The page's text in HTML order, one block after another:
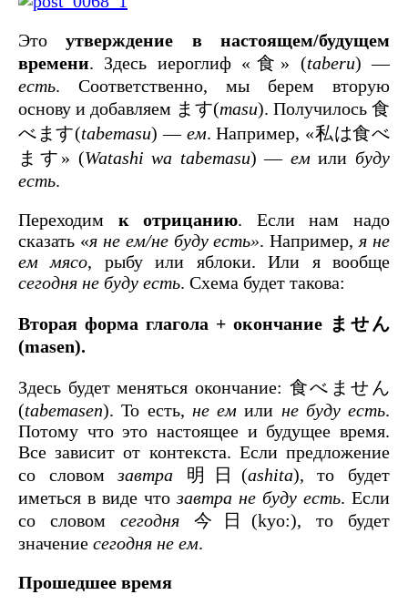
Этоутверждение в настоящем/будущем
времени. Здесь иероглиф «食» (taberu) —
есть. Соответственно, мы берем вторую
основу и добавляем ます(masu). Получилось 食
べます(tabemasu) — ем. Например, «私は食べ
ます» (Watashi wa tabemasu) — емилибуду
есть.
Переходим к отрицанию. Если нам надо
сказать «я не ем/не буду есть». Например,я не
ем мясо, рыбу или яблоки. Или я вообще
сегодня не буду есть. Схема будет такова:
Вторая форма глагола + окончание ません
(masen).
Здесь будет меняться окончание: 食べません
(tabemasen). То есть, не ем или не буду есть.
Потому что это настоящее и будущее время.
Все зависит от контекста. Если предложение
со словомзавтра 明日(ashita), то будет
иметься в виде чтозавтра не буду есть. Если
со словомсегодня 今日(kyo:), то будет
значение сегодня не ем.
Прошедшее время